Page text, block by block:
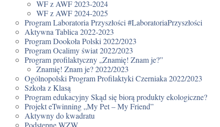
WF z AWF 2023-2024
WF z AWF 2024-2025
Program Laboratoria Przyszłości #LaboratoriaPrzyszłości
Aktywna Tablica 2022-2023
Program Dookoła Polski 2022/2023
Program Ocalimy świat 2022/2023
Program profilaktyczny „Znamię! Znam je?”
Znamię! Znam je? 2022/2023
Ogólnopolski Program Profilaktyki Czerniaka 2022/2023
Szkoła z Klasą
Program edukacyjny Skąd się biorą produkty ekologiczne?
Projekt eTwinning „My Pet – My Friend”
Aktywny do kwadratu
Podstępne WZW